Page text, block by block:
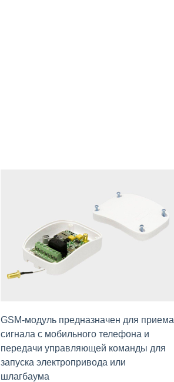
GSM-модуль предназначен для приема
сигнала с мобильного телефона и
передачи управляющей команды для
запуска электропривода или
шлагбаума